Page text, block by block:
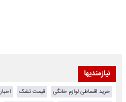
نیازمندیها
خرید اقساطی لوازم خانگی قیمت تشک